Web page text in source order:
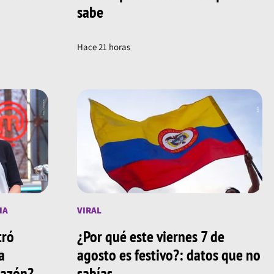
invitamos a seguirnos en todas
sabe
Hace 21 horas
VIRAL
¿Por qué este viernes 7 de
agosto es festivo?: datos que no